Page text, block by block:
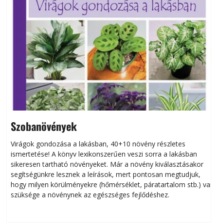
Szobanövények
Virágok gondozása a lakásban, 40+10 növény részletes
ismertetése! A könyv lexikonszerűen veszi sorra a lakásban
sikeresen tart­ha­tó növényeket. Már a növény kiválasztásakor
segítségünkre lesznek a leírások, mert pontosan megtudjuk,
hogy milyen körülményekre (hőmérséklet, páratartalom stb.) van
szüksége a növénynek az egészséges fejlődéshez.